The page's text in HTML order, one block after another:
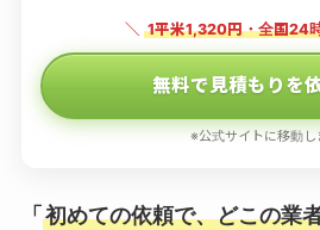
＼ 1平米1,320円・全国24
無料で見積もりを
※公式サイトに移動し
「 初めての依頼で、どこの業